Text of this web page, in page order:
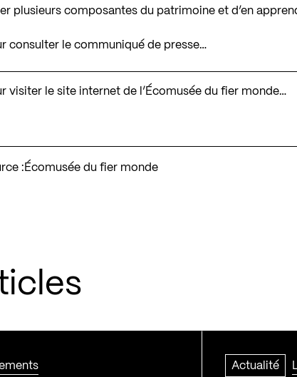
plusieurs composantes du patrimoine et d’en
consulter le communiqué de presse…
visiter le site internet de l’Écomusée du fier monde…
:Écomusée du fier monde
Actualité